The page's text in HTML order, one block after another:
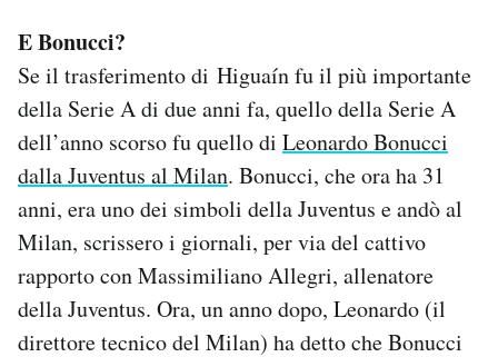
E Bonucci?
Se il trasferimento di Higuaín fu il più importante
della Serie A di due anni fa, quello della Serie A
dell’anno scorso fu quello di Leonardo Bonucci
dalla Juventus al Milan. Bonucci, che ora ha 31
anni, era uno dei simboli della Juventus e andò al
Milan, scrissero i giornali, per via del cattivo
rapporto con Massimiliano Allegri, allenatore
della Juventus. Ora, un anno dopo, Leonardo (il
direttore tecnico del Milan) ha detto che Bonucci